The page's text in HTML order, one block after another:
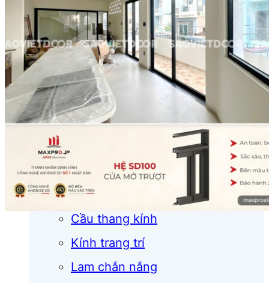
Cửa cuốn
Cửa kính
Cửa nhôm
Mái kính
Lan can kính
Cầu thang kính
Kính trang trí
Lam chắn nắng